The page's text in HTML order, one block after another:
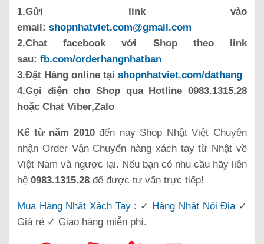
1.Gửi link vào
email: shopnhatviet.com@gmail.com
2.Chat facebook với Shop theo link
sau: fb.com/orderhangnhatban
3.Đặt Hàng online tại shopnhatviet.com/dathang
4.Gọi điện cho Shop qua Hotline 0983.1315.28
hoặc Chat Viber,Zalo
Kể từ năm 2010đến nay Shop Nhật Việt Chuyên
nhận Order Vận Chuyển hàng xách tay từ Nhật về
Việt Nam và ngược lại. Nếu bạn có nhu cầu hãy liên
hệ 0983.1315.28 để được tư vấn trực tiếp!
Mua Hàng Nhật Xách Tay: ✓ Hàng Nhật Nội Địa ✓
Giá rẻ ✓ Giao hàng miễn phí.